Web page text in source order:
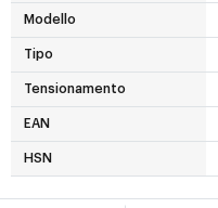
Modello
Tipo
Tensionamento
EAN
HSN